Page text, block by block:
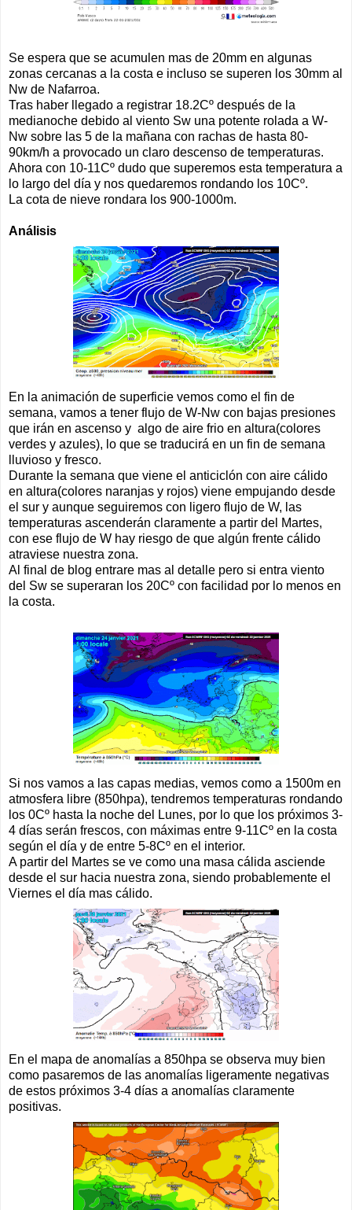
Se espera que se acumulen mas de 20mm en algunas
zonas cercanas a la costa e incluso se superen los 30mm al
Nw de Nafarroa.
Tras haber llegado a registrar 18.2Cº después de la
medianoche debido al viento Sw una potente rolada a W-
Nw sobre las 5 de la mañana con rachas de hasta 80-
90km/h a provocado un claro descenso de temperaturas.
Ahora con 10-11Cº dudo que superemos esta temperatura a
lo largo del día y nos quedaremos rondando los 10Cº.
La cota de nieve rondara los 900-1000m.
Análisis
En la animación de superficie vemos como el fin de
semana, vamos a tener flujo de W-Nw con bajas presiones
que irán en ascenso y algo de aire frio en altura(colores
verdes y azules), lo que se traducirá en un fin de semana
lluvioso y fresco.
Durante la semana que viene el anticiclón con aire cálido
en altura(colores naranjas y rojos) viene empujando desde
el sur y aunque seguiremos con ligero flujo de W, las
temperaturas ascenderán claramente a partir del Martes,
con ese flujo de W hay riesgo de que algún frente cálido
atraviese nuestra zona.
Al final de blog entrare mas al detalle pero si entra viento
del Sw se superaran los 20Cº con facilidad por lo menos en
la costa.
Si nos vamos a las capas medias, vemos como a 1500m en
atmosfera libre (850hpa), tendremos temperaturas rondando
los 0Cº hasta la noche del Lunes, por lo que los próximos 3-
4 días serán frescos, con máximas entre 9-11Cº en la costa
según el día y de entre 5-8Cº en el interior.
A partir del Martes se ve como una masa cálida asciende
desde el sur hacia nuestra zona, siendo probablemente el
Viernes el día mas cálido.
En el mapa de anomalías a 850hpa se observa muy bien
como pasaremos de las anomalías ligeramente negativas
de estos próximos 3-4 días a anomalías claramente
positivas.